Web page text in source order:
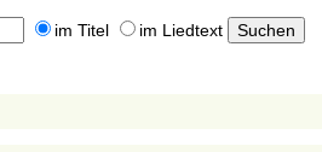
im Titel im Liedtext